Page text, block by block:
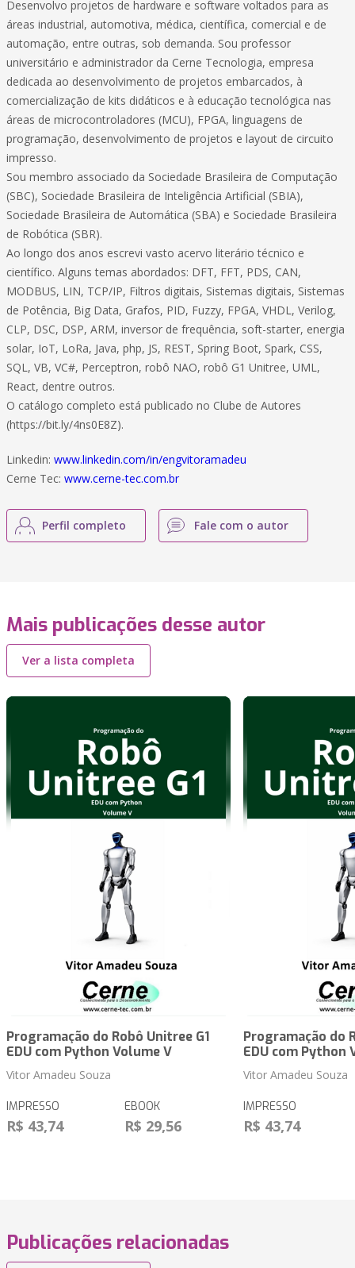
Desenvolvo projetos de hardware e software voltados para as
áreas industrial, automotiva, médica, científica, comercial e de
automação, entre outras, sob demanda. Sou professor
universitário e administrador da Cerne Tecnologia, empresa
dedicada ao desenvolvimento de projetos embarcados, à
comercialização de kits didáticos e à educação tecnológica nas
áreas de microcontroladores (MCU), FPGA, linguagens de
programação, desenvolvimento de projetos e layout de circuito
impresso.
Sou membro associado da Sociedade Brasileira de Computação
(SBC), Sociedade Brasileira de Inteligência Artificial (SBIA),
Sociedade Brasileira de Automática (SBA) e Sociedade Brasileira
de Robótica (SBR).
Ao longo dos anos escrevi vasto acervo literário técnico e
científico. Alguns temas abordados: DFT, FFT, PDS, CAN,
MODBUS, LIN, TCP/IP, Filtros digitais, Sistemas digitais, Sistemas
de Potência, Big Data, Grafos, PID, Fuzzy, FPGA, VHDL, Verilog,
CLP, DSC, DSP, ARM, inversor de frequência, soft-starter, energia
solar, IoT, LoRa, Java, php, JS, REST, Spring Boot, Spark, CSS,
SQL, VB, VC#, Perceptron, robô NAO, robô G1 Unitree, UML,
React, dentre outros.
O catálogo completo está publicado no Clube de Autores
(https://bit.ly/4ns0E8Z).
Linkedin: www.linkedin.com/in/engvitoramadeu
Cerne Tec: www.cerne-tec.com.br
Perfil completo Fale com o autor
Mais publicações desse autor
Ver a lista completa
Programação do Robô Unitree G1
EDU com Python Volume V
Vitor Amadeu Souza
IMPRESSO
R$ 43,74
EBOOK
R$ 29,56
Programação do
EDU com Python
Vitor Amadeu Souza
IMPRESSO
R$ 43,74
Publicações relacionadas